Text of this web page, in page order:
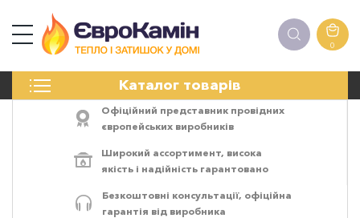
0
Каталог товарів
ПЕЧІ
ЕЛЕКТРОКАМІНИ
АКСЕСУАРИ
Офіційний представник провідних
європейських виробників
Широкий ассортимент, висока
якість і надійність гарантовано
Безкоштовні консультації, офіційна
гарантія від виробника